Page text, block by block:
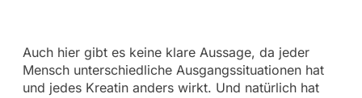
Auch hier gibt es keine klare Aussage, da jeder
Mensch unterschiedliche Ausgangssituationen hat
und jedes Kreatin anders wirkt. Und natürlich hat